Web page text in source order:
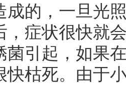
成的，一旦光
，症状很快就
菌引起，如果
快枯死。由于